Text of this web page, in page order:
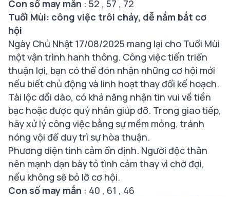
Con số may mắn : 52 , 57 , 72
Tuổi Mùi: công việc trôi chảy, dễ nắm bắt cơ
hội
Ngày Chủ Nhật 17/08/2025 mang lại cho Tuổi Mùi
một vận trình hanh thông. Công việc tiến triển
thuận lợi, bạn có thể đón nhận những cơ hội mới
nếu biết chủ động và linh hoạt thay đổi kế hoạch.
Tài lộc dồi dào, có khả năng nhận tin vui về tiền
bạc hoặc được quý nhân giúp đỡ. Trong giao tiếp,
hãy xử lý công việc bằng sự mềm mỏng, tránh
nóng vội để duy trì sự hòa thuận.
Phương diện tình cảm ổn định. Người độc thân
nên mạnh dạn bày tỏ tình cảm thay vì chờ đợi,
nếu không sẽ bỏ lỡ cơ hội.
Con số may mắn : 40 , 61 , 46